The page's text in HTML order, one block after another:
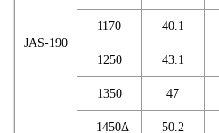
JAS-190
1170 40.1
1250 43.1
1350 47
1450Δ 50.2